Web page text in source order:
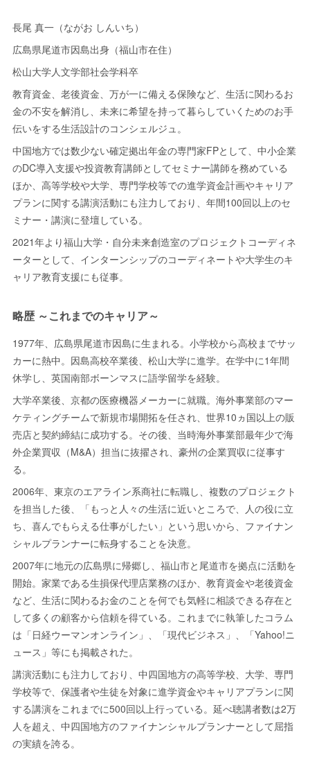
長尾 真一（ながお しんいち）
広島県尾道市因島出身（福山市在住）
松山大学人文学部社会学科卒
教育資金、老後資金、万が一に備える保険など、生活に関わるお
金の不安を解消し、未来に希望を持って暮らしていくためのお手
伝いをする生活設計のコンシェルジュ。
中国地方では数少ない確定拠出年金の専門家FPとして、中小企業
のDC導入支援や投資教育講師としてセミナー講師を務めている
ほか、高等学校や大学、専門学校等での進学資金計画やキャリア
プランに関する講演活動にも注力しており、年間100回以上のセ
ミナー・講演に登壇している。
2021年より福山大学・自分未来創造室のプロジェクトコーディネ
ーターとして、インターンシップのコーディネートや大学生のキ
ャリア教育支援にも従事。
略歴 ～これまでのキャリア～
1977年、広島県尾道市因島に生まれる。小学校から高校までサッ
カーに熱中。因島高校卒業後、松山大学に進学。在学中に1年間
休学し、英国南部ボーンマスに語学留学を経験。
大学卒業後、京都の医療機器メーカーに就職。海外事業部のマー
ケティングチームで新規市場開拓を任され、世界10ヵ国以上の販
売店と契約締結に成功する。その後、当時海外事業部最年少で海
外企業買収（M&A）担当に抜擢され、豪州の企業買収に従事す
る。
2006年、東京のエアライン系商社に転職し、複数のプロジェクト
を担当した後、「もっと人々の生活に近いところで、人の役に立
ち、喜んでもらえる仕事がしたい」という思いから、ファイナン
シャルプランナーに転身することを決意。
2007年に地元の広島県に帰郷し、福山市と尾道市を拠点に活動を
開始。家業である生損保代理店業務のほか、教育資金や老後資金
など、生活に関わるお金のことを何でも気軽に相談できる存在と
して多くの顧客から信頼を得ている。これまでに執筆したコラム
は「日経ウーマンオンライン」、「現代ビジネス」、「Yahoo!ニ
ュース」等にも掲載された。
講演活動にも注力しており、中四国地方の高等学校、大学、専門
学校等で、保護者や生徒を対象に進学資金やキャリアプランに関
する講演をこれまでに500回以上行っている。延べ聴講者数は2万
人を超え、中四国地方のファイナンシャルプランナーとして屈指
の実績を誇る。